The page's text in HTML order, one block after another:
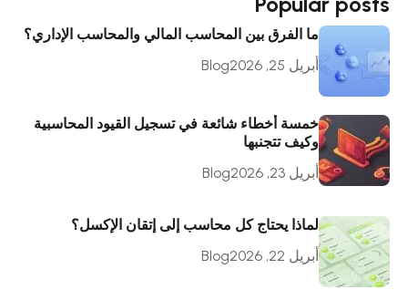
ما الفرق بين المحاسب المالي والمحاسب الإداري؟
أبريل 25, 2026
Blog
خمسة أخطاء شائعة في تسجيل القيود المحاسبية
وكيف تتجنبها
أبريل 23, 2026
Blog
لماذا يحتاج كل محاسب إلى إتقان الإكسل؟
أبريل 22, 2026
Blog